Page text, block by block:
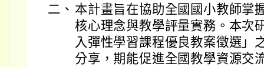
二、 本計畫旨在協助全國國小教師掌
核心理念與教學評量實務。本次
入彈性學習課程優良教案徵選」
分享，期能促進全國教學資源交